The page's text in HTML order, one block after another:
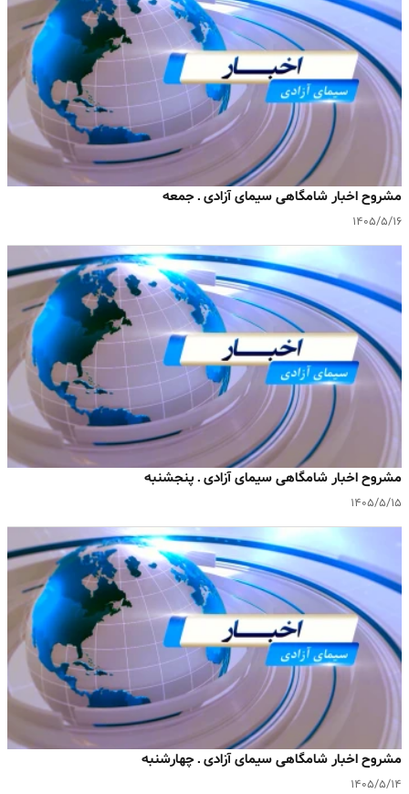
مشروح اخبار شامگاهی سیمای آزادی ـ جمعه
۱۴۰۵/۵/۱۶
مشروح اخبار شامگاهی سیمای آزادی ـ پنجشنبه
۱۴۰۵/۵/۱۵
مشروح اخبار شامگاهی سیمای آزادی ـ چهارشنبه
۱۴۰۵/۵/۱۴